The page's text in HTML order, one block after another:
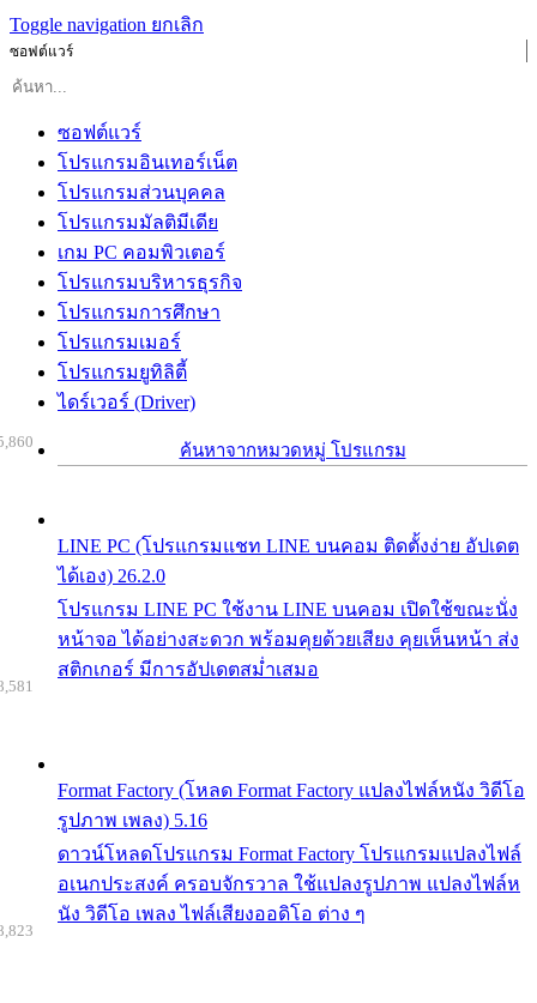
Toggle navigation ยกเลิก
ซอฟต์แวร์
ซอฟต์แวร์
โปรแกรมอินเทอร์เน็ต
โปรแกรมส่วนบุคคล
โปรแกรมมัลติมีเดีย
เกม PC คอมพิวเตอร์
โปรแกรมบริหารธุรกิจ
โปรแกรมการศึกษา
โปรแกรมเมอร์
โปรแกรมยูทิลิตี้
ไดร์เวอร์ (Driver)
ค้นหาจากหมวดหมู่ โปรแกรม
LINE PC (โปรแกรมแชท LINE บนคอม ติดตั้งง่าย อัปเดต
ได้เอง) 26.2.0
โปรแกรม LINE PC ใช้งาน LINE บนคอม เปิดใช้ขณะนั่ง
หน้าจอ ได้อย่างสะดวก พร้อมคุยด้วยเสียง คุยเห็นหน้า ส่ง
สติกเกอร์ มีการอัปเดตสม่ำเสมอ
Format Factory (โหลด Format Factory แปลงไฟล์หนัง วิดีโอ
รูปภาพ เพลง) 5.16
ดาวน์โหลดโปรแกรม Format Factory โปรแกรมแปลงไฟล์
อเนกประสงค์ ครอบจักรวาล ใช้แปลงรูปภาพ แปลงไฟล์ห
นัง วิดีโอ เพลง ไฟล์เสียงออดิโอ ต่าง ๆ